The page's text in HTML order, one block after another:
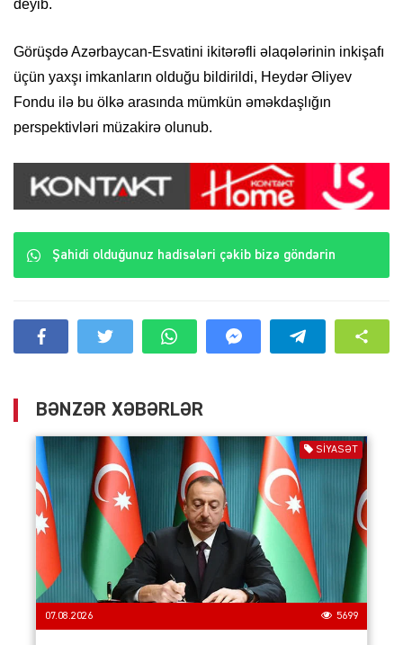
deyib.
Görüşdə Azərbaycan-Esvatini ikitərəfli əlaqələrinin inkişafı
üçün yaxşı imkanların olduğu bildirildi, Heydər Əliyev
Fondu ilə bu ölkə arasında mümkün əməkdaşlığın
perspektivləri müzakirə olunub.
Şahidi olduğunuz hadisələri çəkib bizə göndərin
BƏNZƏR XƏBƏRLƏR
SIYASƏT
07.08.2026 5699